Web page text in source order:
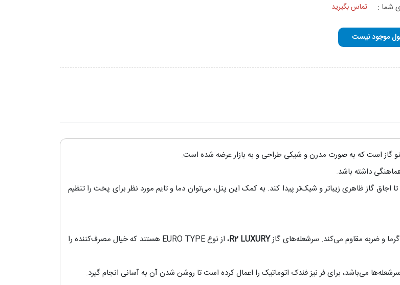
شما : تماس بگیرید
موجود نیست
گاز است که به صورت مدرن و شیکی طراحی و به بازار عرضه شده است.
داشته باشد.
گاز ظاهری زیباتر و شیک‌تر پیدا کند. به کمک این پنل، می‌توان دما و تایم مورد نظر برای پخت را تنظیم
و ضربه مقاوم می‌کند. سرشعله‌های گازR2 LUXURY
، از نوع EURO TYPE هستند که خیال مصرف‌کننده را
می‌باشد، برای فر نیز فندک اتوماتیک را اعمال کرده است تا روشن شدن آن به آسانی انجام گیرد.